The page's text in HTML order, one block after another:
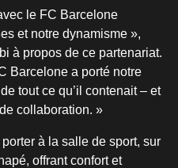
le FC Barcelone
et notre dynamisme »,
à propos de ce partenariat.
Barcelone a porté notre
tout ce qu’il contenait – et
collaboration. »
à la salle de sport, sur
offrant confort et